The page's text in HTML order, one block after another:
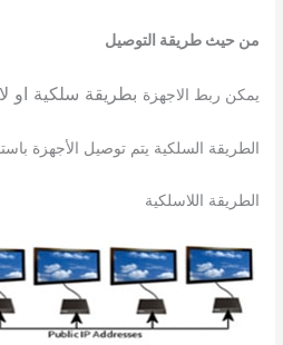
من حيث طريقة التوصيل
يمكن ربط الاجهزة بطريقة سلكية او
الطريقة السلكية يتم توصيل الأجهزة
الطريقة اللاسلكية